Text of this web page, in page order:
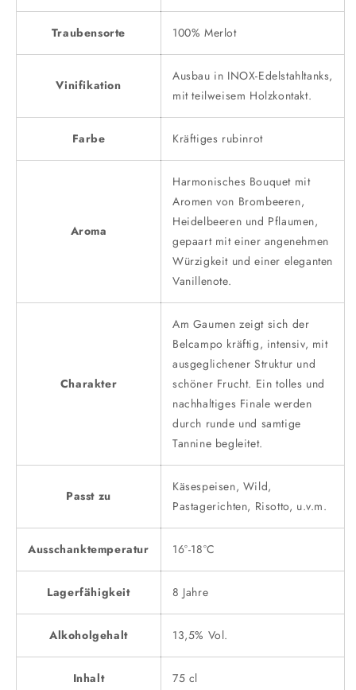
Traubensorte 100% Merlot
Vinifikation
Ausbau in INOX-Edelstahltanks,
mit teilweisem Holzkontakt.
Farbe Kräftiges rubinrot
Aroma
Harmonisches Bouquet mit
Aromen von Brombeeren,
Heidelbeeren und Pflaumen,
gepaart mit einer angenehmen
Würzigkeit und einer eleganten
Vanillenote.
Charakter
Am Gaumen zeigt sich der
Belcampo kräftig, intensiv, mit
ausgeglichener Struktur und
schöner Frucht. Ein tolles und
nachhaltiges Finale werden
durch runde und samtige
Tannine begleitet.
Passt zu
Käsespeisen, Wild,
Pastagerichten, Risotto, u.v.m.
Ausschanktemperatur 16°-18°C
Lagerfähigkeit 8 Jahre
Alkoholgehalt 13,5% Vol.
Inhalt 75 cl